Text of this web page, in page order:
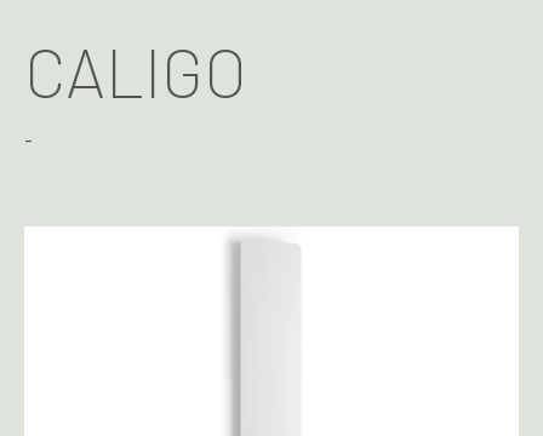
CALIGO
-